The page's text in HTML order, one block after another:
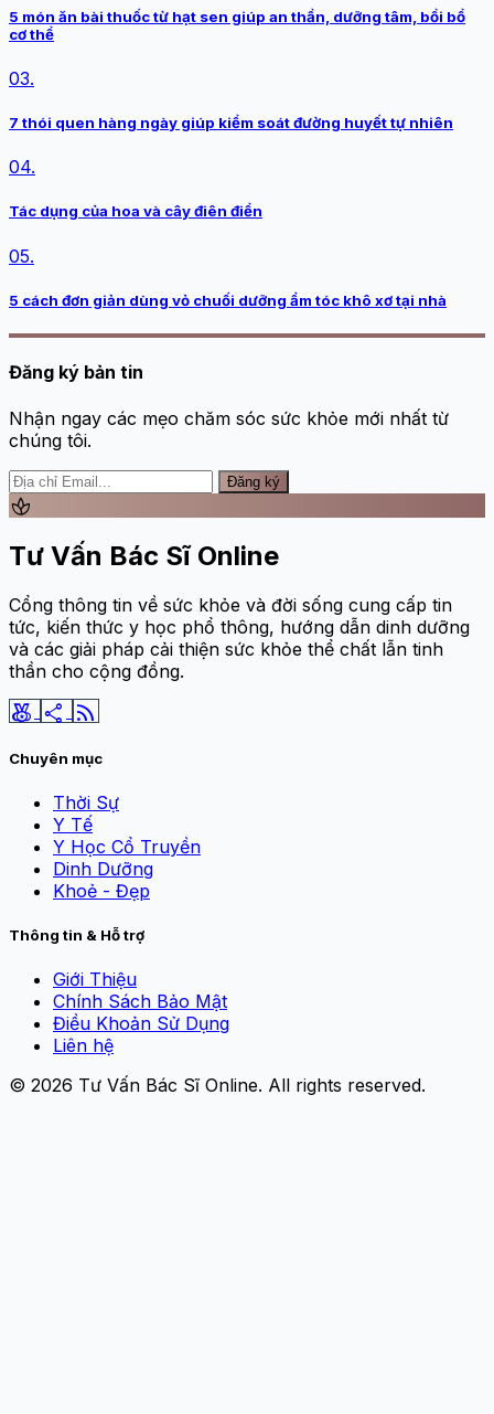
5 món ăn bài thuốc từ hạt sen giúp an thần, dưỡng tâm, bồi bổ
cơ thể
03.
7 thói quen hàng ngày giúp kiểm soát đường huyết tự nhiên
04.
Tác dụng của hoa và cây điên điển
05.
5 cách đơn giản dùng vỏ chuối dưỡng ẩm tóc khô xơ tại nhà
Đăng ký bản tin
Nhận ngay các mẹo chăm sóc sức khỏe mới nhất từ
chúng tôi.
Đăng ký
spa
Tư Vấn Bác Sĩ Online
Cổng thông tin về sức khỏe và đời sống cung cấp tin
tức, kiến thức y học phổ thông, hướng dẫn dinh dưỡng
và các giải pháp cải thiện sức khỏe thể chất lẫn tinh
thần cho cộng đồng.
social_leaderboard share rss_feed
Chuyên mục
Thời Sự
Y Tế
Y Học Cổ Truyền
Dinh Dưỡng
Khoẻ - Đẹp
Thông tin & Hỗ trợ
Giới Thiệu
Chính Sách Bảo Mật
Điều Khoản Sử Dụng
Liên hệ
© 2026 Tư Vấn Bác Sĩ Online. All rights reserved.